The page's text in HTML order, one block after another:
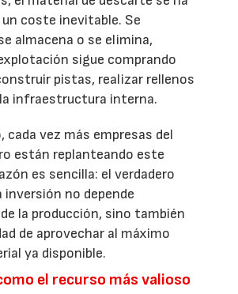
coste inevitable. Se
almacena o se elimina,
sigue comprando
pistas, realizar rellenos
infraestructura interna.
cada vez más empresas del
están replanteando este
es sencilla: el verdadero
inversión no depende
la producción, sino también
de aprovechar al máximo
ya disponible.
el recurso más valioso